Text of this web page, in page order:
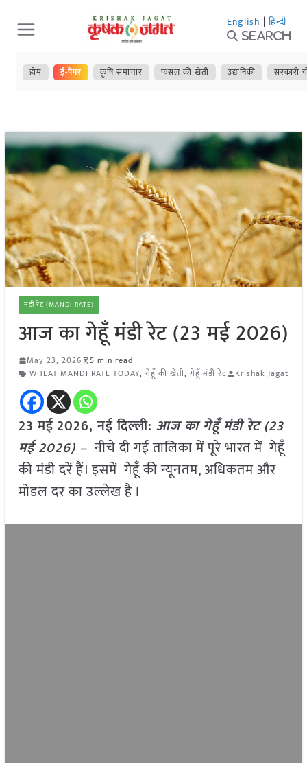
Skip
to
content
English | हिन्दी
Search
होम ई-पेपर कृषि समाचार फसल की खेती उद्यानिकी सरकारी
मंडी रेट (MANDI RATE)
आज का गेहूँ मंडी रेट (23 मई 2026)
May 23, 2026
5 min read
WHEAT MANDI RATE TODAY, गेहूँ की खेती, गेहूँ मंडी रेट Krishak Jagat
23 मई2026, नई दिल्ली: आज का गेहूँ मंडी रेट (23
मई2026) – नीचे दी गई तालिका में पूरे भारत में गेहूँ
की मंडी दरें हैं। इसमें गेहूँ की न्यूनतम, अधिकतम और
मोडल दर का उल्लेख है I